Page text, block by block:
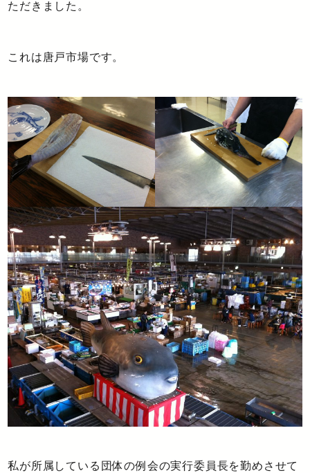
ただきました。
これは唐戸市場です。
私が所属している団体の例会の実行委員長を勤めさせて